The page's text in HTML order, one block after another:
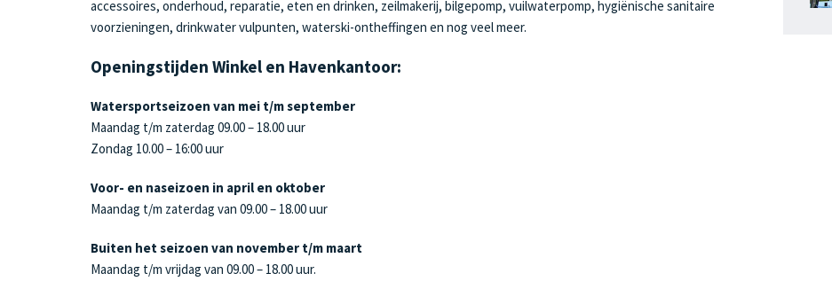
accessoires, onderhoud, reparatie, eten en drinken, zeilmakerij, bilgepomp, vuilwaterpomp, hygiënische sanitaire
voorzieningen, drinkwater vulpunten, waterski-ontheffingen en nog veel meer.
Openingstijden Winkel en Havenkantoor:
Watersportseizoen van mei t/m september
Maandag t/m zaterdag 09.00 – 18.00 uur
Zondag 10.00 – 16:00 uur
Voor- en naseizoen in april en oktober
Maandag t/m zaterdag van 09.00 – 18.00 uur
Buiten het seizoen van november t/m maart
Maandag t/m vrijdag van 09.00 – 18.00 uur.